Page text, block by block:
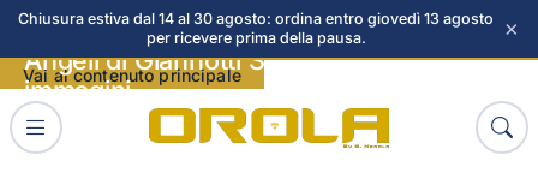
Chiusura estiva dal 14 al 30 agosto: ordina entro giovedì 13 agosto
per ricevere prima della pausa.
×
Vai al contenuto principale
Angeli di Giannotti Shine bianco
immagini